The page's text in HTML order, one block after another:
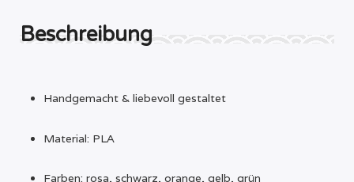
Beschreibung
Handgemacht & liebevoll gestaltet
Material: PLA
Farben: rosa, schwarz, orange, gelb, grün